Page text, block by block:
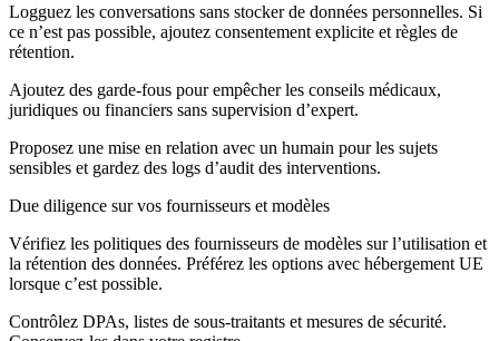
Logguez les conversations sans stocker de données personnelles. Si
ce n’est pas possible, ajoutez consentement explicite et règles de
rétention.
Ajoutez des garde-fous pour empêcher les conseils médicaux,
juridiques ou financiers sans supervision d’expert.
Proposez une mise en relation avec un humain pour les sujets
sensibles et gardez des logs d’audit des interventions.
Due diligence sur vos fournisseurs et modèles
Vérifiez les politiques des fournisseurs de modèles sur l’utilisation et
la rétention des données. Préférez les options avec hébergement UE
lorsque c’est possible.
Contrôlez DPAs, listes de sous-traitants et mesures de sécurité.